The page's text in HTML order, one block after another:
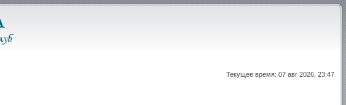
Текущее время: 07 авг 2026, 23:47